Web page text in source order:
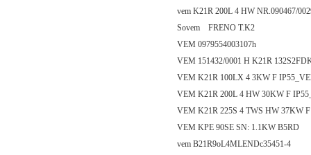
vem K21R 200L 4 HW NR.090467/
Sovem FRENO T.K2
VEM 0979554003107h
VEM 151432/0001 H K21R
VEM K21R 100LX 4 3KW F
VEM K21R 200L 4 HW 30KW F
VEM K21R 225S 4 TWS HW 37KW
VEM KPE 90SE SN: 1.1KW B5RD
vem B21R9oL4MLENDc35451-4